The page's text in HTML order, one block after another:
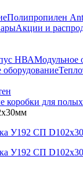
Полипропилен
Акции и
НВАМодульное
коробки для полых